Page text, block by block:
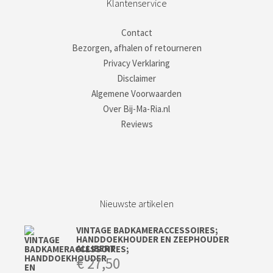
Klantenservice
Contact
Bezorgen, afhalen of retourneren
Privacy Verklaring
Disclaimer
Algemene Voorwaarden
Over Bij-Ma-Ria.nl
Reviews
Nieuwste artikelen
VINTAGE BADKAMERACCESSOIRES;
HANDDOEKHOUDER EN ZEEPHOUDER
ALLIBERT
€27,50